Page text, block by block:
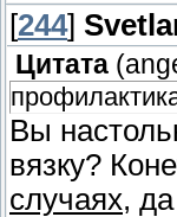
[244]
Цитата (
Вы
вязку?
случаях,